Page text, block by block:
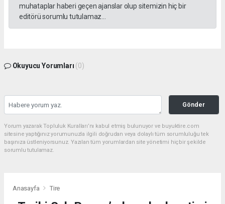
muhataplar haberi geçen ajanslar olup sitemizin hiç bir
editörü sorumlu tutulamaz...
Okuyucu Yorumları (0)
Gönder
Yorum yazarak Topluluk Kuralları’nı kabul etmiş bulunuyor ve buyuktire.com
sitesine yaptığınız yorumunuzla ilgili doğrudan veya dolaylı tüm sorumluluğu tek
başınıza üstleniyorsunuz. Yazılan tüm yorumlardan site yönetimi hiçbir şekilde
sorumlu tutulamaz.
Anasayfa Tire